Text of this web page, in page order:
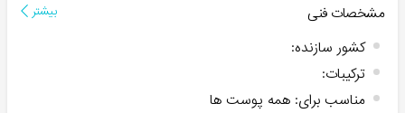
مشخصات فنی بیشتر
کشور سازنده:
ترکیبات:
مناسب برای: همه پوست ها